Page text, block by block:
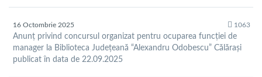
16 Octombrie 2025 1063
Anunț privind concursul organizat pentru ocuparea funcției de
manager la Biblioteca Județeană “Alexandru Odobescu” Călărași
publicat în data de 22.09.2025